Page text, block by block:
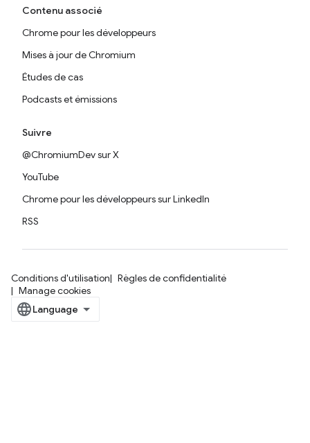
Contenu associé
Chrome pour les développeurs
Mises à jour de Chromium
Études de cas
Podcasts et émissions
Suivre
@ChromiumDev sur X
YouTube
Chrome pour les développeurs sur LinkedIn
RSS
Conditions d'utilisation
Règles de confidentialité
Manage cookies